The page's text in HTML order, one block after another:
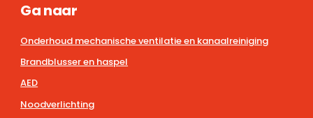
Ga naar
Onderhoud mechanische ventilatie en kanaalreiniging
Brandblusser en haspel
AED
Noodverlichting